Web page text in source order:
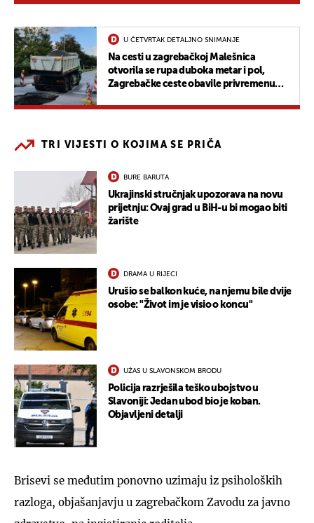
U ČETVRTAK DETALJNO SNIMANJE
Na cesti u zagrebačkoj Malešnica
otvorila se rupa duboka metar i pol,
Zagrebačke ceste obavile privremenu
TRI VIJESTI O KOJIMA SE PRIČA
BURE BARUTA
Ukrajinski stručnjak upozorava na novu
prijetnju: Ovaj grad u BiH-u bi mogao biti
žarište
DRAMA U RIJECI
Urušio se balkon kuće, na njemu bile dvije
osobe: "Život im je visio o koncu"
UŽAS U SLAVONSKOM BRODU
Policija razrješila teško ubojstvo u
Slavoniji: Jedan ubod bio je koban.
Objavljeni detalji
Brisevi se međutim ponovno uzimaju iz psiholoških
razloga, objašanjavju u zagrebačkom Zavodu za javno